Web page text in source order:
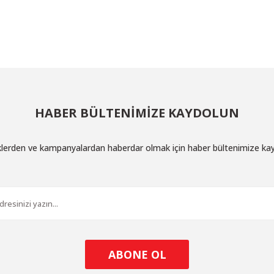
HABER BÜLTENİMİZE KAYDOLUN
ve kampanyalardan haberdar olmak için haber bültenimize
ABONE OL